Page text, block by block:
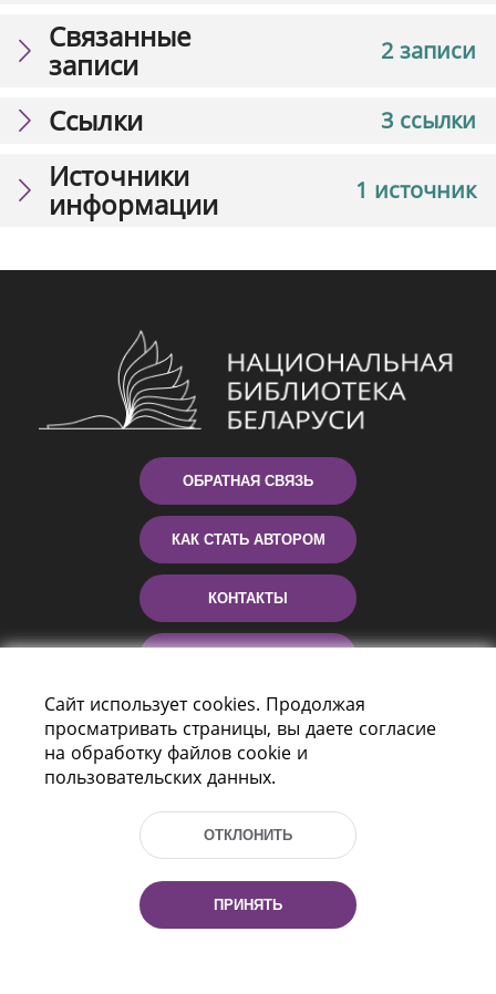
2 записи
Связанные
записи
3 ссылки
Ссылки
1 источник
Источники
информации
ОБРАТНАЯ СВЯЗЬ
КАК СТАТЬ АВТОРОМ
КОНТАКТЫ
г. Минск, Республика Беларусь, 220114
Тел.: (+375 17) 368 37 37, Факс: (+375 17)
Сайт использует cookies. Продолжая
просматривать страницы, вы даете согласие
на обработку файлов cookie и
пользовательских данных.
ОТКЛОНИТЬ
ПРИНЯТЬ